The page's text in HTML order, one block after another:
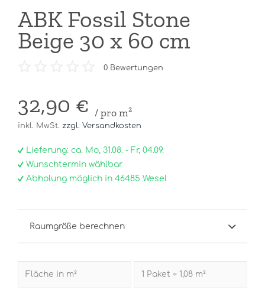
ABK Fossil Stone
Beige 30 x 60 cm
0 Bewertungen
32,90 € / pro m²
inkl. MwSt. zzgl. Versandkosten
Lieferung: ca. Mo, 31.08. - Fr, 04.09.
Wunschtermin wählbar
Abholung möglich in 46485 Wesel
Raumgröße berechnen